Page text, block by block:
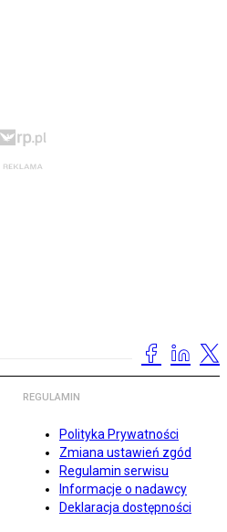
REGULAMIN
Polityka Prywatności
Zmiana ustawień zgód
Regulamin serwisu
Informacje o nadawcy
Deklaracja dostępności